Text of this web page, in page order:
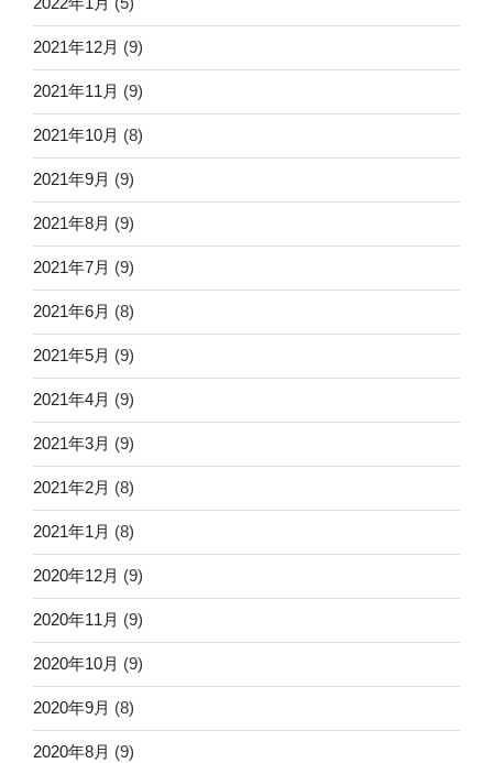
2021年12月 (9)
2021年11月 (9)
2021年10月 (8)
2021年9月 (9)
2021年8月 (9)
2021年7月 (9)
2021年6月 (8)
2021年5月 (9)
2021年4月 (9)
2021年3月 (9)
2021年2月 (8)
2021年1月 (8)
2020年12月 (9)
2020年11月 (9)
2020年10月 (9)
2020年9月 (8)
2020年8月 (9)